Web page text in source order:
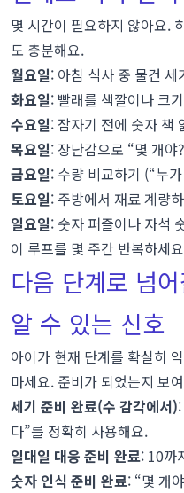
몇 시간이 필요하지 않아요.
도 충분해요.
월요일: 아침 식사 중 물건
화요일: 빨래를 색깔이나 크
수요일: 잠자기 전에 숫자 책
목요일: 장난감으로 “몇 개야
금요일: 수량 비교하기 (“누
토요일: 주방에서 재료 계량
일요일: 숫자 퍼즐이나 자석
이 루프를 몇 주간 반복하세
다음 단계로 넘
알 수 있는 신호
아이가 현재 단계를 확실히
마세요. 준비가 되었는지 보
세기 준비 완료(수 감각에서)
다”를 정확히 사용해요.
일대일 대응 준비 완료: 10까
숫자 인식 준비 완료: “몇 개